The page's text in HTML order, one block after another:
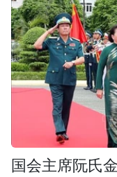
国会主席阮氏